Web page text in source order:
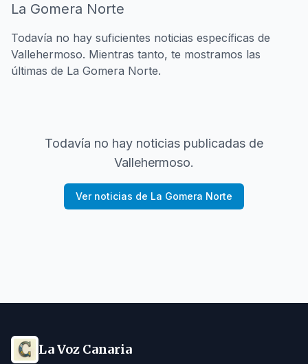
La Gomera Norte
Todavía no hay suficientes noticias específicas de
Vallehermoso. Mientras tanto, te mostramos las
últimas de La Gomera Norte.
Todavía no hay noticias publicadas de
Vallehermoso.
Ver noticias de La Gomera Norte
La Voz Canaria